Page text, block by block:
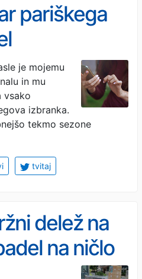
pariškega
povabilo
za odrasle,
je mojemu
in mu
vsako
izbranka.
tekmo sezone
tvitaj
delež na
na ničlo